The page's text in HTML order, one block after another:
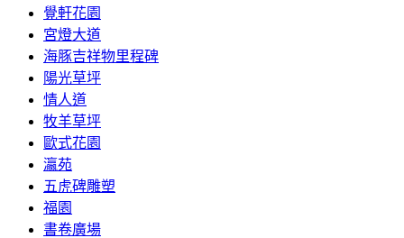
覺軒花園
宮燈大道
海豚吉祥物里程碑
陽光草坪
情人道
牧羊草坪
歐式花園
瀛苑
五虎碑雕塑
福園
書卷廣場